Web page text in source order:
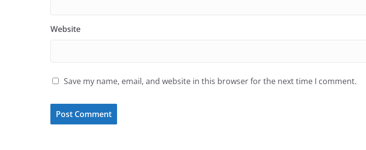
Website
Save my name, email, and website in this browser for the next time I comment.